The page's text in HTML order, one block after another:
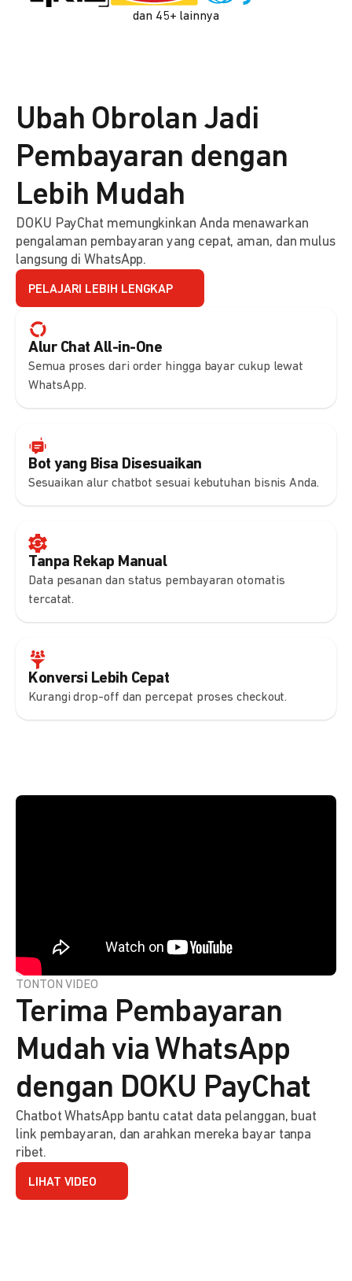
dan 45+ lainnya
Alur Chat All-in-One
Semua proses dari order hingga bayar cukup lewat
WhatsApp.
Bot yang Bisa Disesuaikan
Sesuaikan alur chatbot sesuai kebutuhan bisnis Anda.
Tanpa Rekap Manual
Data pesanan dan status pembayaran otomatis
tercatat.
Konversi Lebih Cepat
Kurangi drop-off dan percepat proses checkout.
Ubah Obrolan Jadi
Pembayaran dengan
Lebih Mudah
DOKU PayChat memungkinkan Anda menawarkan
pengalaman pembayaran yang cepat, aman, dan mulus
langsung di WhatsApp.
PELAJARI LEBIH LENGKAP
TONTON VIDEO
Terima Pembayaran
Mudah via WhatsApp
dengan DOKU PayChat
Chatbot WhatsApp bantu catat data pelanggan, buat
link pembayaran, dan arahkan mereka bayar tanpa
ribet.
LIHAT VIDEO